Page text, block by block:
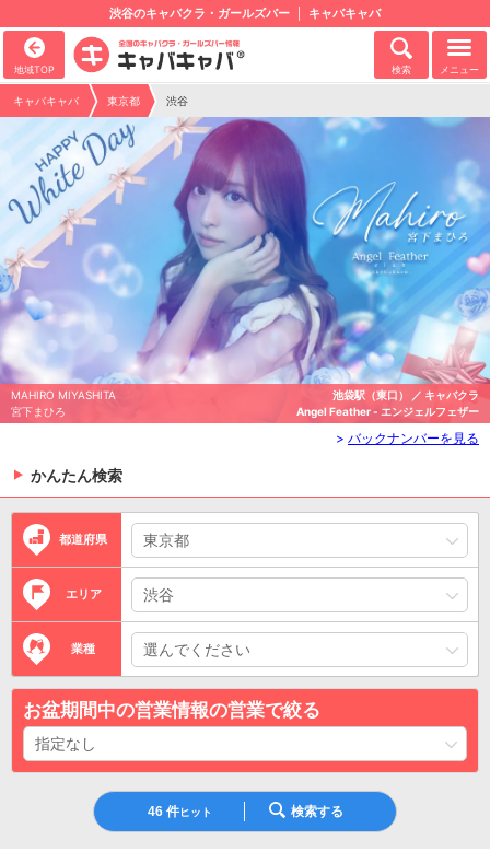
渋谷のキャバクラ・ガールズバー キャバキャバ
地域TOP 検索 メニュー
キャバキャバ 東京都 渋谷
クラ
ザー
MIRAI AISAKI
愛咲みらい
池袋駅（西口） ／ キ
不死鳥 - フ
> バックナンバーを見る
かんたん検索
都道府県
エリア
業種
お盆期間中の営業情報の営業で絞る
46 件ヒット 検索する